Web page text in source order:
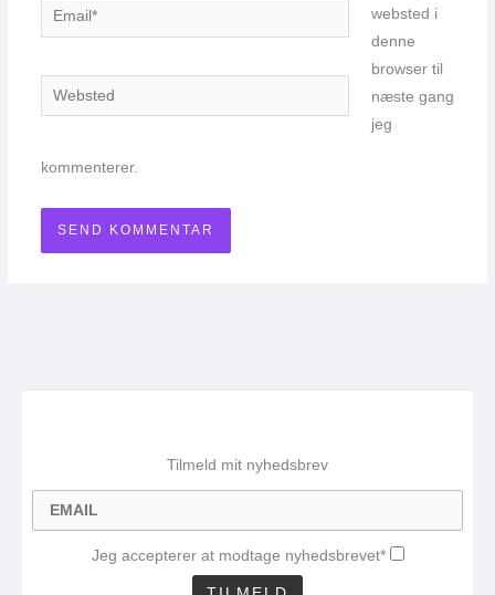
Email*
Websted
websted i
denne
browser til
næste gang
jeg
kommenterer.
Tilmeld mit nyhedsbrev
Jeg accepterer at modtage nyhedsbrevet*